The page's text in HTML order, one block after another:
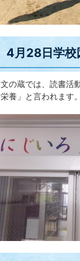
4月28日学校
文の蔵では、読書活
栄養」と言われます